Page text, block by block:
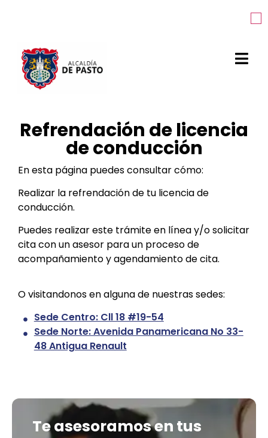
Refrendación de licencia
de conducción
En esta página puedes consultar cómo:
Realizar la refrendación de tu licencia de
conducción.
Puedes realizar este trámite en línea y/o solicitar
cita con un asesor para un proceso de
acompañamiento y agendamiento de cita.
O visitandonos en alguna de nuestras sedes:
Sede Centro: Cll 18 #19-54
Sede Norte: Avenida Panamericana No 33-
48 Antigua Renault
Te asesoramos en tus